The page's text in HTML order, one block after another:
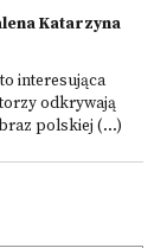
Katarzyna
interesująca
odkrywają
polskiej (...)